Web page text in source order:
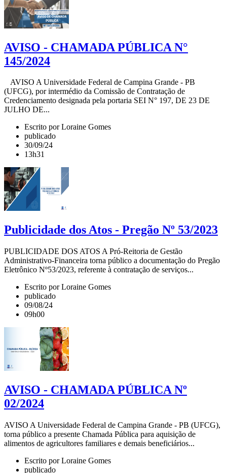
AVISO - CHAMADA PÚBLICA N°
145/2024
AVISO A Universidade Federal de Campina Grande - PB
(UFCG), por intermédio da Comissão de Contratação de
Credenciamento designada pela portaria SEI N° 197, DE 23 DE
JULHO DE...
Escrito por Loraine Gomes
publicado
30/09/24
13h31
Publicidade dos Atos - Pregão Nº 53/2023
PUBLICIDADE DOS ATOS A Pró-Reitoria de Gestão
Administrativo-Financeira torna público a documentação do Pregão
Eletrônico Nº53/2023, referente à contratação de serviços...
Escrito por Loraine Gomes
publicado
09/08/24
09h00
AVISO - CHAMADA PÚBLICA Nº
02/2024
AVISO A Universidade Federal de Campina Grande - PB (UFCG),
torna público a presente Chamada Pública para aquisição de
alimentos de agricultores familiares e demais beneficiários...
Escrito por Loraine Gomes
publicado